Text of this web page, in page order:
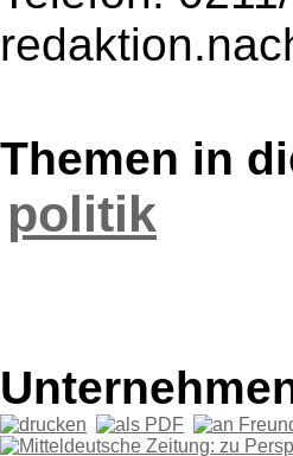
Themen in
politik